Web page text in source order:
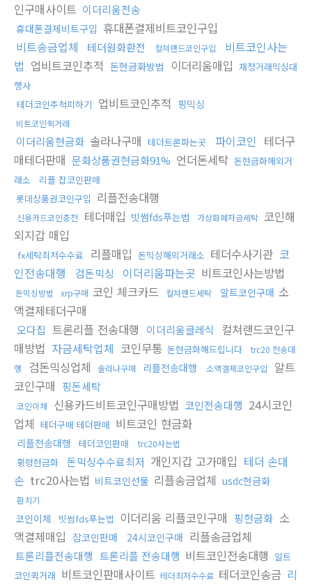
인구매사이트 이더리움전송
휴대폰결제비트구입 휴대폰결제비트코인구입
비트송금업체
테더원화환전 컬쳐랜드코인구입
비트코인사는
법 업비트코인추적 돈현금화방법 이더리움매입 재정거래믹싱대
행사
테더코인추척피하기 업비트코인추적 핑믹싱
비트코인퀵거래
이더리움현금화 솔라나구매 테더트론파는곳 파이코인 테더구
매테더판매 문화상품권현금화91% 언더돈세탁 돈현금화해외거
래소
리플 잡코인판매
롯데상품권코인구입 리플전송대행
신용카드코인충전 테더매입 빗썸fds푸는법 가상화폐자금세탁 코인해
외지갑 매입
fx세탁최저수수료 리플매입 돈믹싱해외거래소 테더수사기관 코
인전송대행
검돈믹싱 이더리움파는곳 비트코인사는방법
돈믹싱방법 xrp구매 코인 체크카드 컬쳐랜드세탁 알트코인구매 소
액결제테더구매
오다집 트론리플 전송대행 이더리움클레식
컬쳐랜드코인구
매방법 자금세탁업체 코인무통 돈현금화해드립니다
trc20 전송대
행
검돈믹싱업체 솔라나구매 리플전송대행 소액결제코인구입
알트
코인구매 핑돈세탁
코인이체 신용카드비트코인구매방법 코인전송대행 24시코인
업체 테더구매 테더판매 비트코인 현금화
리플전송대행 테더코인판매 trc20사는법
횡령현금화 돈믹싱수수료최저 개인지갑 고가매입 테더 손대
손 trc20사는법 비트코인선물 리플송금업체 usdc현금화
환치기
코인이체 빗썸fds푸는법 이더리움 리플코인구매 핑현금화 소
액결제매입 잡코인판매 24시코인구매 리플송금업체
트론리플전송대행 트론리플 전송대행 비트코인전송대행 알트
코인퀵거래 비트코인판매사이트 테더최저수수료 테더코인송금 리